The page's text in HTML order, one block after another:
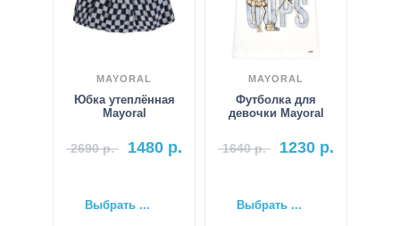
MAYORAL
Юбка утеплённая
Mayoral
2690р. 1480 р.
Выбрать ...
MAYORAL
Футболка для
девочки Mayoral
1640р. 1230 р.
Выбрать ...